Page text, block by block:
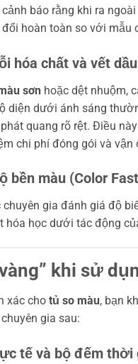
báo rằng khi ra
hoàn toàn so với mẫu
hóa chất và vết
sơn hoặc dệt nhuộm,
diện dưới ánh sáng
quang rõ rệt. Điều
chi phí đóng gói và vận
bền màu (Color
chuyên gia đánh giá độ
hóa học dưới tác động
khi sử
xác cho tủ so màu, bạn
gia sau:
tế và bộ đếm thời